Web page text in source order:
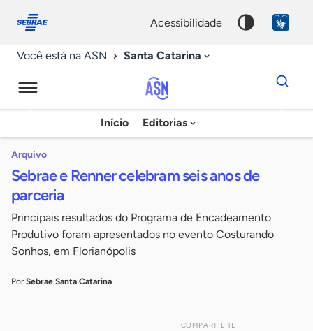
conosco
acessibilidade
Você está na ASN Santa Catarina
Agência
Sebrae
Notícias
Início Editorias
Dados
para
chave
Arquivo
Sebrae e Renner celebram seis anos de
parceria
Principais resultados do Programa de Encadeamento
Produtivo foram apresentados no evento Costurando
Sonhos, em Florianópolis
Por Sebrae Santa Catarina
COMPARTILHE